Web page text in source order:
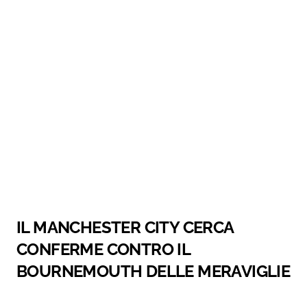
IL MANCHESTER CITY CERCA
CONFERME CONTRO IL
BOURNEMOUTH DELLE MERAVIGLIE